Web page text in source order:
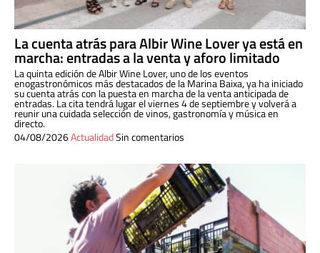
La cuenta atrás para Albir Wine Lover ya está en
marcha: entradas a la venta y aforo limitado
La quinta edición de Albir Wine Lover, uno de los eventos
enogastronómicos más destacados de la Marina Baixa, ya ha iniciado
su cuenta atrás con la puesta en marcha de la venta anticipada de
entradas. La cita tendrá lugar el viernes 4 de septiembre y volverá a
reunir una cuidada selección de vinos, gastronomía y música en
directo.
04/08/2026ActualidadSin comentarios